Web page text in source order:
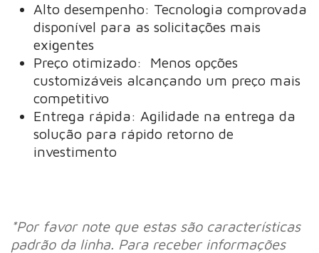
Alto desempenho: Tecnologia comprovada
disponível para as solicitações mais
exigentes
Preço otimizado: Menos opções
customizáveis alcançando um preço mais
competitivo
Entrega rápida: Agilidade na entrega da
solução para rápido retorno de
investimento
*Por favor note que estas são características
padrão da linha. Para receber informações